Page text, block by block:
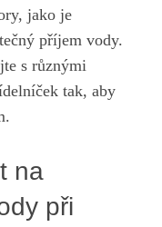
jako je
příjem vody.
s různými
tak, aby
‍na
při